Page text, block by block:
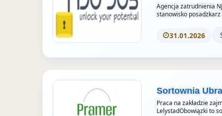
Agencja zatrudnienia
stanowisko
31.01.2026
Sortownia
Praca na zakładzie
LelystadObowiązki to